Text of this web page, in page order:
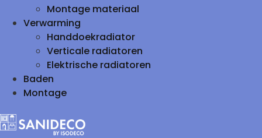
Montage materiaal
Verwarming
Handdoekradiator
Verticale radiatoren
Elektrische radiatoren
Baden
Montage